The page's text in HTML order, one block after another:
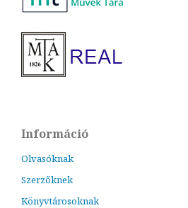
Információ
Olvasóknak
Szerzőknek
Könyvtárosoknak